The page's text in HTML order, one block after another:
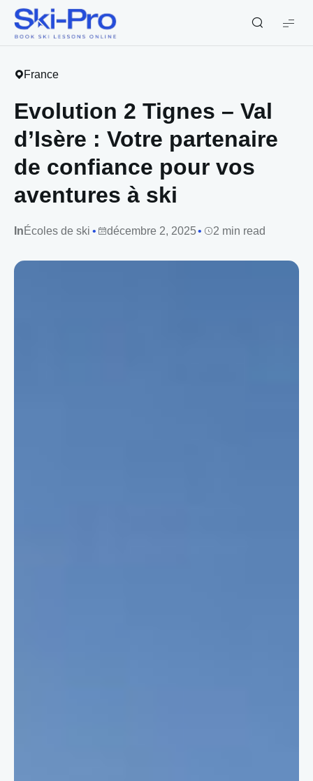
Ski-
Pro
France
Evolution 2 Tignes – Val
d’Isère : Votre partenaire
de confiance pour vos
aventures à ski
InÉcoles de ski décembre 2, 2025 2 min read